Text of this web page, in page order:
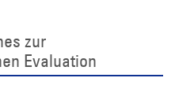
zur
Evaluation